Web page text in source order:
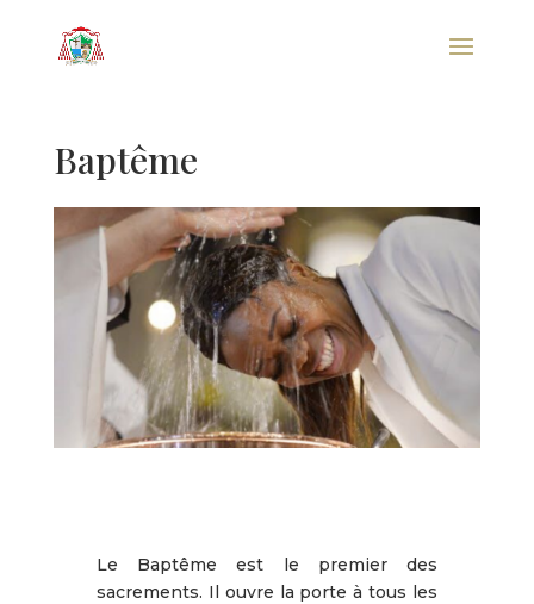
Baptême
Le Baptême est le premier des
sacrements. Il ouvre la porte à tous les